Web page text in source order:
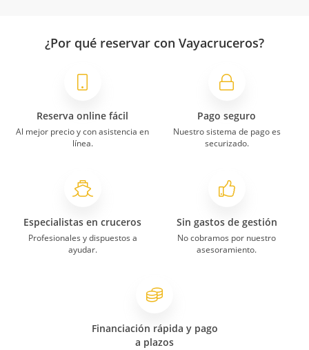
¿Por qué reservar con Vayacruceros?
Reserva online fácil
Al mejor precio y con asistencia en
línea.
Pago seguro
Nuestro sistema de pago es
securizado.
Especialistas en cruceros
Profesionales y dispuestos a
ayudar.
Sin gastos de gestión
No cobramos por nuestro
asesoramiento.
Financiación rápida y pago
a plazos